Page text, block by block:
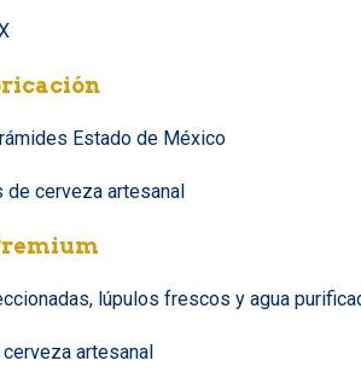
Estado de México
lúpulos frescos y agua